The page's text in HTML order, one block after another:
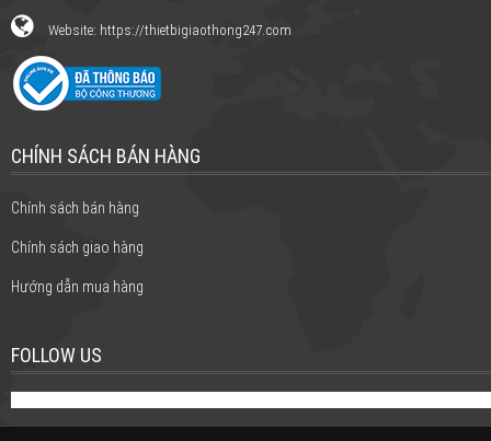
Website: https://thietbigiaothong247.com
CHÍNH SÁCH BÁN HÀNG
Chính sách bán hàng
Chính sách giao hàng
Hướng dẫn mua hàng
FOLLOW US